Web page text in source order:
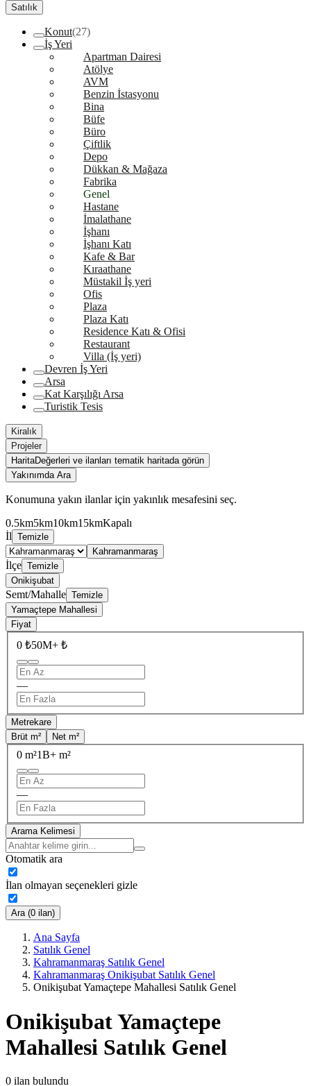
Satılık
Konut(27)
İş Yeri
Apartman Dairesi
Atölye
AVM
Benzin İstasyonu
Bina
Büfe
Büro
Çiftlik
Depo
Dükkan & Mağaza
Fabrika
Genel
Hastane
İmalathane
İşhanı
İşhanı Katı
Kafe & Bar
Kıraathane
Müstakil İş yeri
Ofis
Plaza
Plaza Katı
Residence Katı & Ofisi
Restaurant
Villa (İş yeri)
Devren İş Yeri
Arsa
Kat Karşılığı Arsa
Turistik Tesis
Kiralık
Projeler
HaritaDeğerleri ve ilanları tematik haritada görün
Yakınımda Ara
Konumuna yakın ilanlar için yakınlık mesafesini seç.
0.5km5km10km15kmKapalı
İl Temizle
Kahramanmaraş
İlçe Temizle
Onikişubat
Semt/Mahalle Temizle
Yamaçtepe Mahallesi
Fiyat
0 ₺50M+ ₺
—
Metrekare
Brüt m²
Net m²
0 m²1B+ m²
—
Arama Kelimesi
Otomatik ara
İlan olmayan seçenekleri gizle
Ara (0 ilan)
Ana Sayfa
Satılık Genel
Kahramanmaraş Satılık Genel
Kahramanmaraş Onikişubat Satılık Genel
Onikişubat Yamaçtepe Mahallesi Satılık Genel
Onikişubat Yamaçtepe
Mahallesi Satılık Genel
0 ilan bulundu